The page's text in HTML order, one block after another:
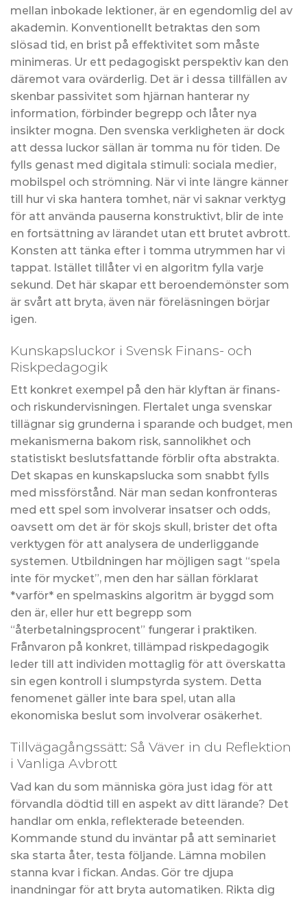
mellan inbokade lektioner, är en egendomlig del av
akademin. Konventionellt betraktas den som
slösad tid, en brist på effektivitet som måste
minimeras. Ur ett pedagogiskt perspektiv kan den
däremot vara ovärderlig. Det är i dessa tillfällen av
skenbar passivitet som hjärnan hanterar ny
information, förbinder begrepp och låter nya
insikter mogna. Den svenska verkligheten är dock
att dessa luckor sällan är tomma nu för tiden. De
fylls genast med digitala stimuli: sociala medier,
mobilspel och strömning. När vi inte längre känner
till hur vi ska hantera tomhet, när vi saknar verktyg
för att använda pauserna konstruktivt, blir de inte
en fortsättning av lärandet utan ett brutet avbrott.
Konsten att tänka efter i tomma utrymmen har vi
tappat. Istället tillåter vi en algoritm fylla varje
sekund. Det här skapar ett beroendemönster som
är svårt att bryta, även när föreläsningen börjar
igen.
Kunskapsluckor i Svensk Finans- och
Riskpedagogik
Ett konkret exempel på den här klyftan är finans-
och riskundervisningen. Flertalet unga svenskar
tillägnar sig grunderna i sparande och budget, men
mekanismerna bakom risk, sannolikhet och
statistiskt beslutsfattande förblir ofta abstrakta.
Det skapas en kunskapslucka som snabbt fylls
med missförstånd. När man sedan konfronteras
med ett spel som involverar insatser och odds,
oavsett om det är för skojs skull, brister det ofta
verktygen för att analysera de underliggande
systemen. Utbildningen har möjligen sagt “spela
inte för mycket”, men den har sällan förklarat
*varför* en spelmaskins algoritm är byggd som
den är, eller hur ett begrepp som
“återbetalningsprocent” fungerar i praktiken.
Frånvaron på konkret, tillämpad riskpedagogik
leder till att individen mottaglig för att överskatta
sin egen kontroll i slumpstyrda system. Detta
fenomenet gäller inte bara spel, utan alla
ekonomiska beslut som involverar osäkerhet.
Tillvägagångssätt: Så Väver in du Reflektion
i Vanliga Avbrott
Vad kan du som människa göra just idag för att
förvandla dödtid till en aspekt av ditt lärande? Det
handlar om enkla, reflekterade beteenden.
Kommande stund du inväntar på att seminariet
ska starta åter, testa följande. Lämna mobilen
stanna kvar i fickan. Andas. Gör tre djupa
inandningar för att bryta automatiken. Rikta dig